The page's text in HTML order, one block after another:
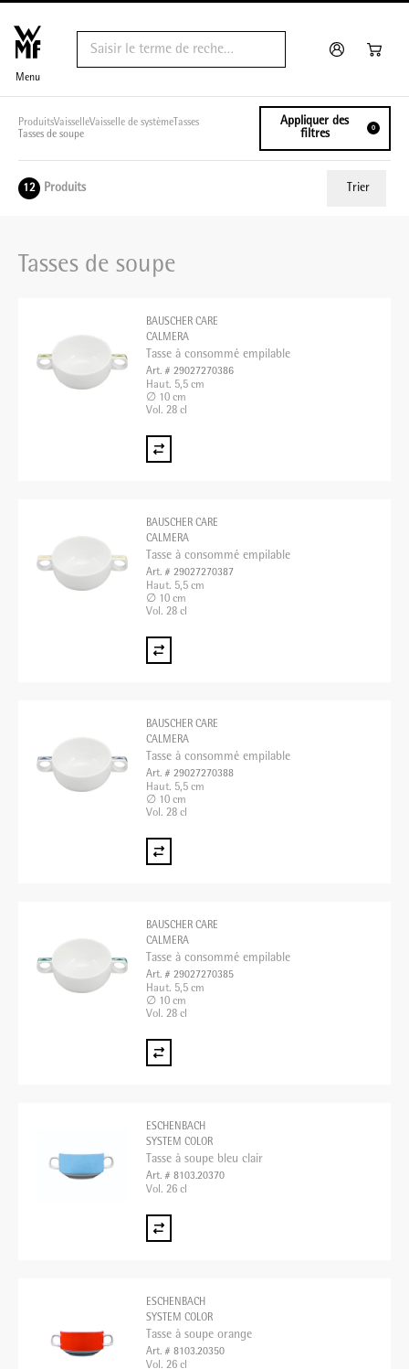
Menu
ProduitsVaisselleVaisselle de système Tasses
Tasses de soupe
Appliquer des
filtres
0
12 Produits Trier
Tasses de soupe
BAUSCHER CARE
CALMERA
Tasse à consommé empilable
Art. # 29027270386
Haut. 5,5 cm
∅ 10 cm
Vol. 28 cl
BAUSCHER CARE
CALMERA
Tasse à consommé empilable
Art. # 29027270387
Haut. 5,5 cm
∅ 10 cm
Vol. 28 cl
BAUSCHER CARE
CALMERA
Tasse à consommé empilable
Art. # 29027270388
Haut. 5,5 cm
∅ 10 cm
Vol. 28 cl
BAUSCHER CARE
CALMERA
Tasse à consommé empilable
Art. # 29027270385
Haut. 5,5 cm
∅ 10 cm
Vol. 28 cl
ESCHENBACH
SYSTEM COLOR
Tasse à soupe bleu clair
Art. # 8103.20370
Vol. 26 cl
ESCHENBACH
SYSTEM COLOR
Tasse à soupe orange
Art. # 8103.20350
Vol. 26 cl